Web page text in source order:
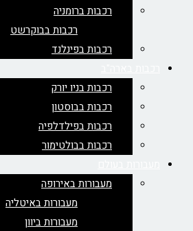
רכבות ברומניה
רכבות בבוקרשט
רכבות בפינלנד
רכבות בניו יורק
רכבות בבוסטון
רכבות בפילדלפיה
רכבות בבולטימור
מעבורות באירופה
מעבורות באיטליה
מעבורות ביוון